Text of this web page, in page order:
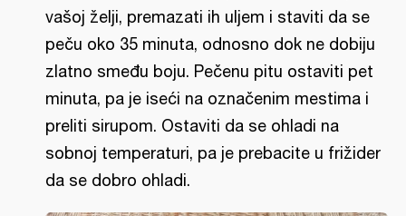
vašoj želji, premazati ih uljem i staviti da se
peču oko 35 minuta, odnosno dok ne dobiju
zlatno smeđu boju. Pečenu pitu ostaviti pet
minuta, pa je iseći na označenim mestima i
preliti sirupom. Ostaviti da se ohladi na
sobnoj temperaturi, pa je prebacite u frižider
da se dobro ohladi.